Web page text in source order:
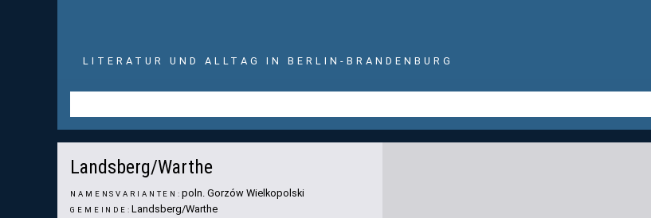
LITERATUR UND ALLTAG IN BERLIN-BRANDENBURG
Dom St. Marien. Foto: Wikipedia (Mogo1987)
Landsberg/Warthe
NAMENSVARIANTEN:poln. Gorzów Wielkopolski
GEMEINDE: Landsberg/Warthe